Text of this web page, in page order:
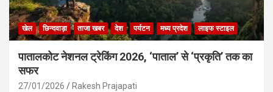
खेल छिन्दवाड़ा ताजा खबर देश पर्यटन मध्य प्रदेश लाइफ स्टाइल
पातालकोट नेशनल ट्रेकिंग 2026, ‘पाताल’ से ‘प्रकृति’ तक का
सफर
27/01/2026 Rakesh Prajapati